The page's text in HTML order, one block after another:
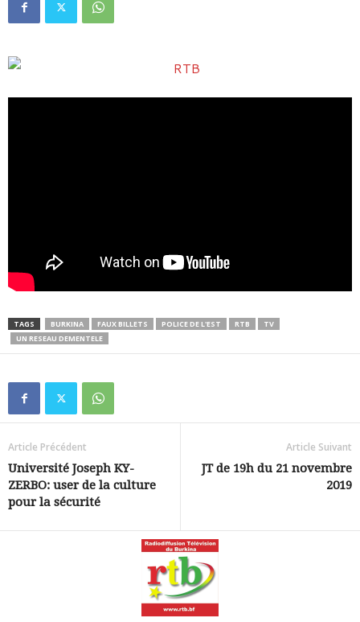
TAGS BURKINA FAUX BILLETS POLICE DE L'EST RTB
TV
UN RESEAU DEMENTELE
Article Précédent
Université Joseph KY-
ZERBO: user de la culture
pour la sécurité
Article Suivant
JT de 19h du 21 novembre
2019